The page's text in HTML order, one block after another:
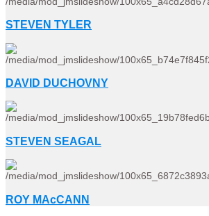
STEVEN TYLER
DAVID DUCHOVNY
STEVEN SEAGAL
ROY MAcCANN